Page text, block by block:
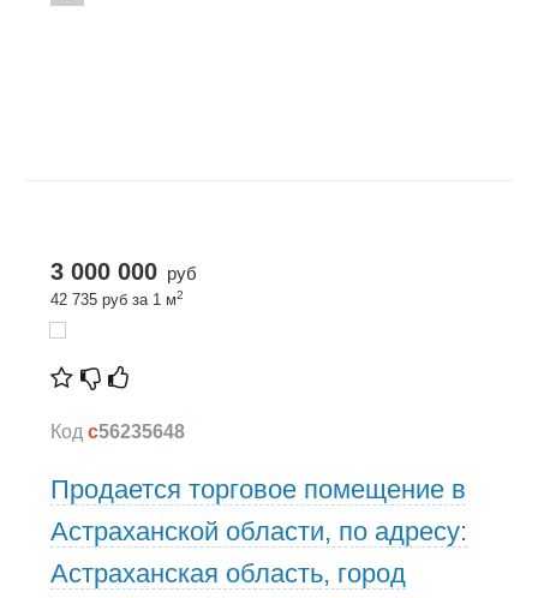
3 000 000 руб
42 735 руб за 1 м2
Код c56235648
Продается торговое помещение в
Астраханской области, по адресу:
Астраханская область, город